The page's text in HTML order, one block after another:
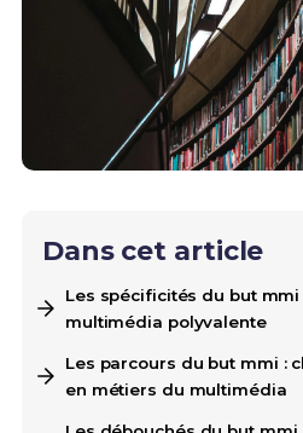
Dans cet article
Les spécificités du but
multimédia polyvalente
Les parcours du but mmi :
en métiers du multimédia